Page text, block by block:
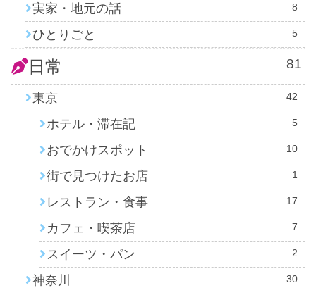
実家・地元の話 8
ひとりごと 5
日常 81
東京 42
ホテル・滞在記 5
おでかけスポット 10
街で見つけたお店 1
レストラン・食事 17
カフェ・喫茶店 7
スイーツ・パン 2
神奈川 30